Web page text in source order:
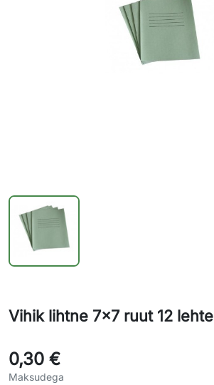
Vihik lihtne 7x7 ruut 12 lehte
0,30 €
Maksudega